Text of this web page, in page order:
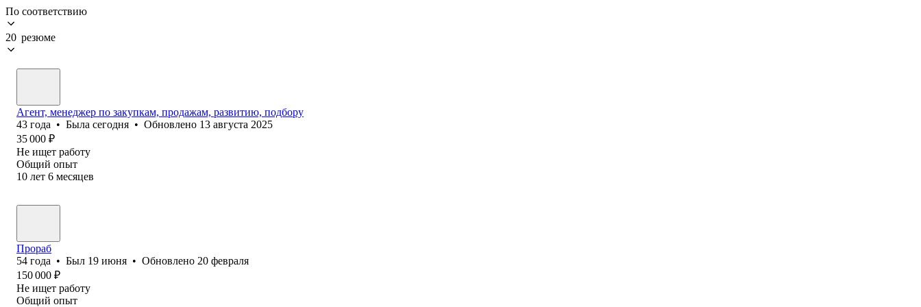
По соответствию
20 резюме
Агент, менеджер по закупкам, продажам, развитию, подбору
43 года • Была сегодня • Обновлено 13 августа 2025
35 000 ₽
Не ищет работу
Общий опыт
10 лет 6 месяцев
Прораб
54 года • Был 19 июня • Обновлено 20 февраля
150 000 ₽
Не ищет работу
Общий опыт